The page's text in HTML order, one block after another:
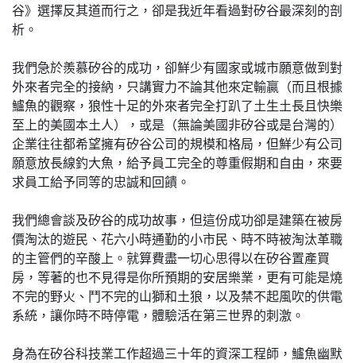
谷》選擇反其道而行之，卻是我近年看過對矽谷最深刻的剖
析。
我們急於羨慕矽谷的成功，卻鮮少有國家或城市願意做到對
外來者完全的接納，只講實力不論其他來定輸贏（而且根據
鱸魚的觀察，狼性十足的外來者完全打趴了土生土長且快樂
至上的美國本土人），或是（無論美國非矽谷或是台灣的）
企業往往都希望擁有矽谷公司的規模和格局，但鮮少有公司
願意放長線釣大魚，給予員工完全的尊重假期和自由，來要
求員工給予同等的忠誠和回饋。
我們總會談及矽谷的成功故事，但這份成功卻是建築在被房
價淘汰的遊民、花六小時通勤的小市民、時不時被淘汰革職
的主管們的辛酸上。就算費盡一切心思得以在矽谷置產買
房，等著的也不見得是你所預期的安居樂業，更有可能是燒
不完的野火、鬥不完的山獅和土狼，以及禁不起風吹的供電
系統，讓你時不時停電，體驗活在第三世界的刺激。
身為在矽谷科技業工作超過三十年的資深工程師，鱸魚幽默